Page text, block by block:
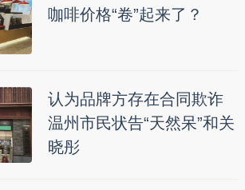
咖啡价格“卷”起来了？
认为品牌方存在合同欺诈
温州市民状告“天然呆”和关
晓彤